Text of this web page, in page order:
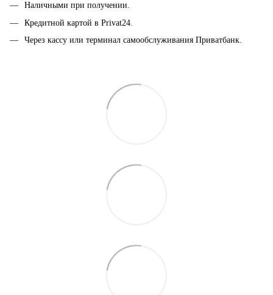
Наличными при получении.
Кредитной картой в Privat24.
Через кассу или терминал самообслуживания Приватбанк.